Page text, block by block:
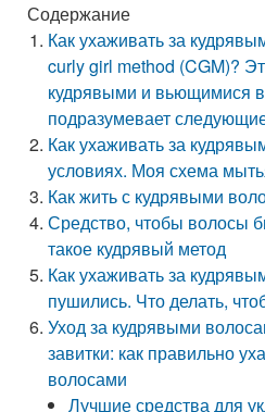
Содержание
Как ухаживать за
curly girl method (CGM)?
кудрявыми и вьющимися
подразумевает
Как ухаживать за
условиях. Моя схема
Как жить с кудрявыми
Средство, чтобы волосы
такое кудрявый метод
Как ухаживать за
пушились. Что делать,
Уход за кудрявыми
завитки: как правильно
волосами
Лучшие средства для